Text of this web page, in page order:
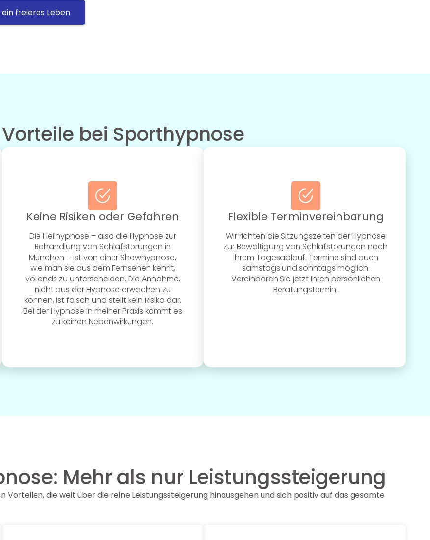
freieres Leben
bei Sporthypnose
Keine Risiken oder Gefahren
Die Heilhypnose – also die Hypnose zur
Behandlung von Schlafstörungen in
München – ist von einer Showhypnose,
wie man sie aus dem Fernsehen kennt,
vollends zu unterscheiden. Die Annahme,
nicht aus der Hypnose erwachen zu
können, ist falsch und stellt kein Risiko dar.
Bei der Hypnose in meiner Praxis kommt es
zu keinen Nebenwirkungen.
Flexible Terminvereinbarung
Wir richten die Sitzungszeiten der Hypnose
zur Bewältigung von Schlafstörungen nach
Ihrem Tagesablauf. Termine sind auch
samstags und sonntags möglich.
Vereinbaren Sie jetzt Ihren persönlichen
Beratungstermin!
Mehr als nur Leistungssteigerung
Vorteilen, die weit über die reine Leistungssteigerung hinausgehen und sich positiv auf das gesamte